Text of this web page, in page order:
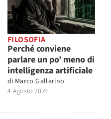
FILOSOFIA
Perché conviene
parlare un po’ meno di
intelligenza artificiale
di Marco Gallarino
4 Agosto 2026